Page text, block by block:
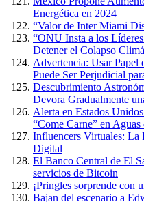
Energética en 2024
“Valor de Inter Miami
“ONU Insta a los
Detener el Colapso
Advertencia: Usar Papel
Puede Ser Perjudicial
Descubrimiento
Devora Gradualmente
Alerta en Estados
“Come Carne” en
Influencers Virtuales: La
Digital
El Banco Central de El
servicios de Bitcoin
¡Pringles sorprende con
Bajan del escenario a